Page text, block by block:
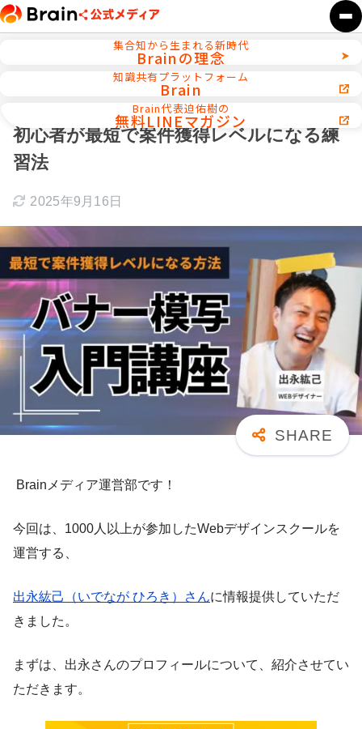
集合知から生まれる新時代
Brainの理念
知識共有プラットフォーム
Brain
Brain代表迫佑樹の
無料LINEマガジン
Webデザイン／WEB制作
【保存版】バナー模写入門｜Photoshop
初心者が最短で案件獲得レベルになる練
習法
2025年9月16日
Brainメディア運営部です！
今回は、1000人以上が参加したWebデザインスクールを
運営する、
出永紘己（いでなが ひろき）さんに情報提供していただ
きました。
まずは、出永さんのプロフィールについて、紹介させてい
ただきます。